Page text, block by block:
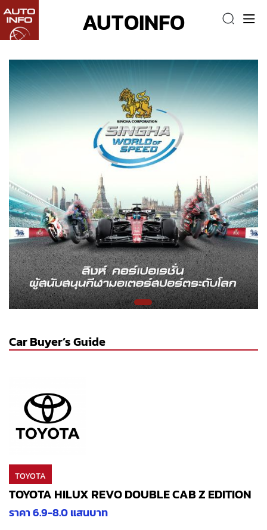
AUTOINFO
Car Buyer’s Guide
TOYOTA
TOYOTA HILUX REVO DOUBLE CAB Z EDITION
ราคา 6.9-8.0 แสนบาท